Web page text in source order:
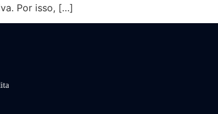
Por isso, […]